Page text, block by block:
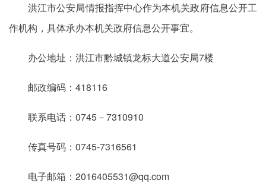
洪江市公安局情报指挥中心作为本机关政府信息公开工
作机构，具体承办本机关政府信息公开事宜。
办公地址：洪江市黔城镇龙标大道公安局7楼
邮政编码：418116
联系电话：0745－7310910
传真号码：0745-7316561
电子邮箱：2016405531@qq.com